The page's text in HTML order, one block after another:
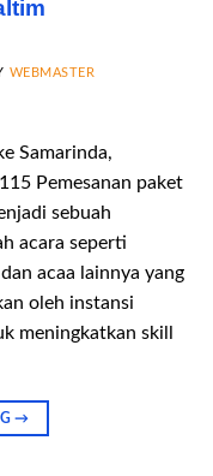
WEBMASTER
Samarinda,
Pemesanan paket
sebuah
acara seperti
acaa lainnya yang
oleh instansi
meningkatkan skill
→